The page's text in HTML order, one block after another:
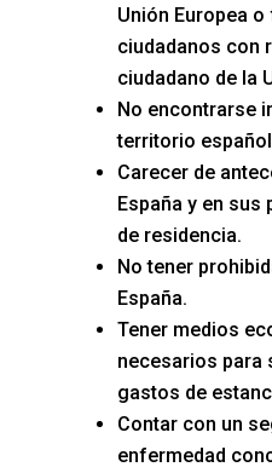
Unión Europea
ciudadanos con
ciudadano de la
No encontrarse
territorio
Carecer de
España y en sus
de residencia.
No tener
España.
Tener medios
necesarios para
gastos de
Contar con un
enfermedad